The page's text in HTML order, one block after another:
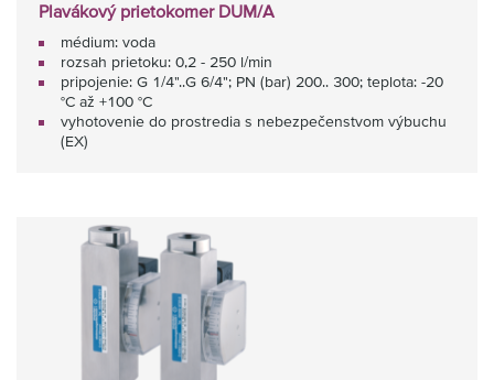
Plavákový prietokomer DUM/A
médium: voda
rozsah prietoku: 0,2 - 250 l/min
pripojenie: G 1/4"..G 6/4"; PN (bar) 200.. 300; teplota: -20
°C až +100 °C
vyhotovenie do prostredia s nebezpečenstvom výbuchu
(EX)